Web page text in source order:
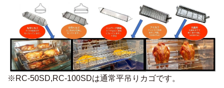
※RC-50SD,RC-100SDは通常平吊りカゴです。